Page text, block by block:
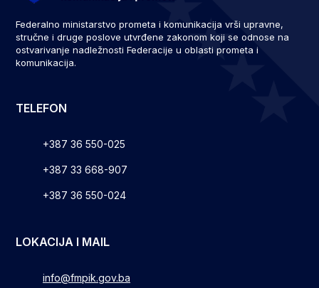
Federalno ministarstvo prometa i komunikacija vrši upravne,
stručne i druge poslove utvrđene zakonom koji se odnose na
ostvarivanje nadležnosti Federacije u oblasti prometa i
komunikacija.
TELEFON
+387 36 550-025
+387 33 668-907
+387 36 550-024
LOKACIJA I MAIL
info@fmpik.gov.ba